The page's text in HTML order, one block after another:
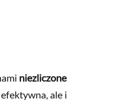
niezliczone
ale i